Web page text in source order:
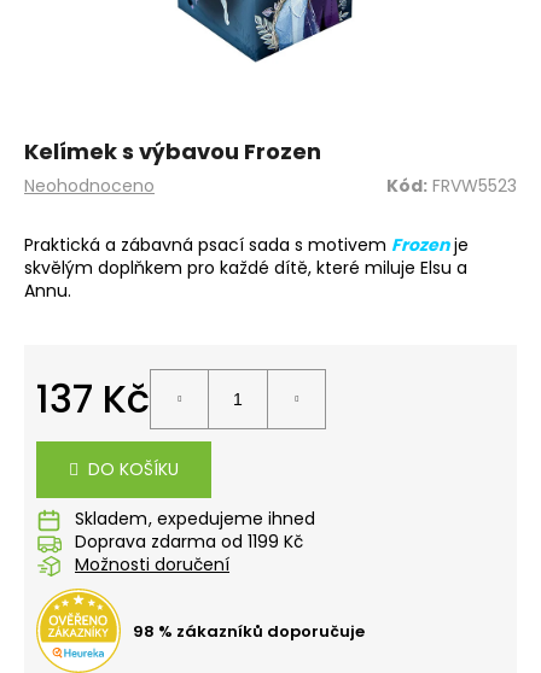
Průměrné
je
0,0
z
Neohodnoceno
Kelímek s výbavou Frozen
Kód: FRVW5523
Praktická a zábavná psací sada s motivem Frozenje
skvělým doplňkem pro každé dítě, které miluje Elsu a
Annu.
137 Kč
DO KOŠÍKU
Skladem
Doprava zdarma od 1199 Kč
Možnosti doručení
98 % zákazníků doporučuje
?
HLEDAT
D
p
u
č
u
e
m